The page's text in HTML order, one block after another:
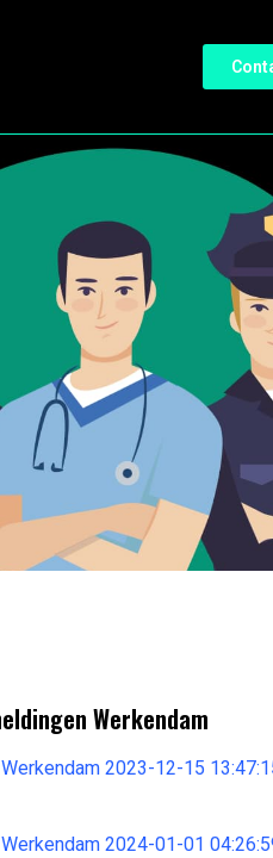
Werkendam
2023-12-15
2024-01-01